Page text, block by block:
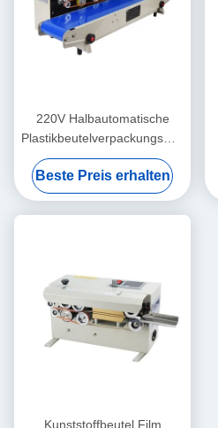
220V Halbautomatische
Plastikbeutelverpackungsmaschine
Flexible und einfache
Wartung
Beste Preis erhalten
Kunststoffbeutel Film